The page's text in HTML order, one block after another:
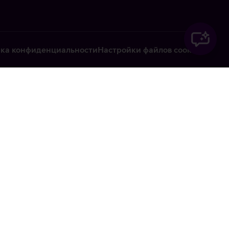
конфиденциальностиНастройки файлов cookie